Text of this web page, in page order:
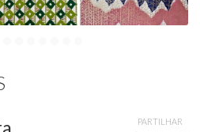
PARTILHAR